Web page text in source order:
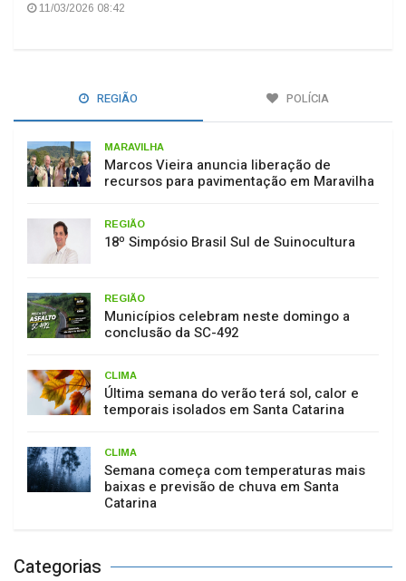
11/03/2026 08:42
REGIÃO POLÍCIA
MARAVILHA
Marcos Vieira anuncia liberação de
recursos para pavimentação em Maravilha
REGIÃO
18º Simpósio Brasil Sul de Suinocultura
REGIÃO
Municípios celebram neste domingo a
conclusão da SC-492
CLIMA
Última semana do verão terá sol, calor e
temporais isolados em Santa Catarina
CLIMA
Semana começa com temperaturas mais
baixas e previsão de chuva em Santa
Catarina
Categorias